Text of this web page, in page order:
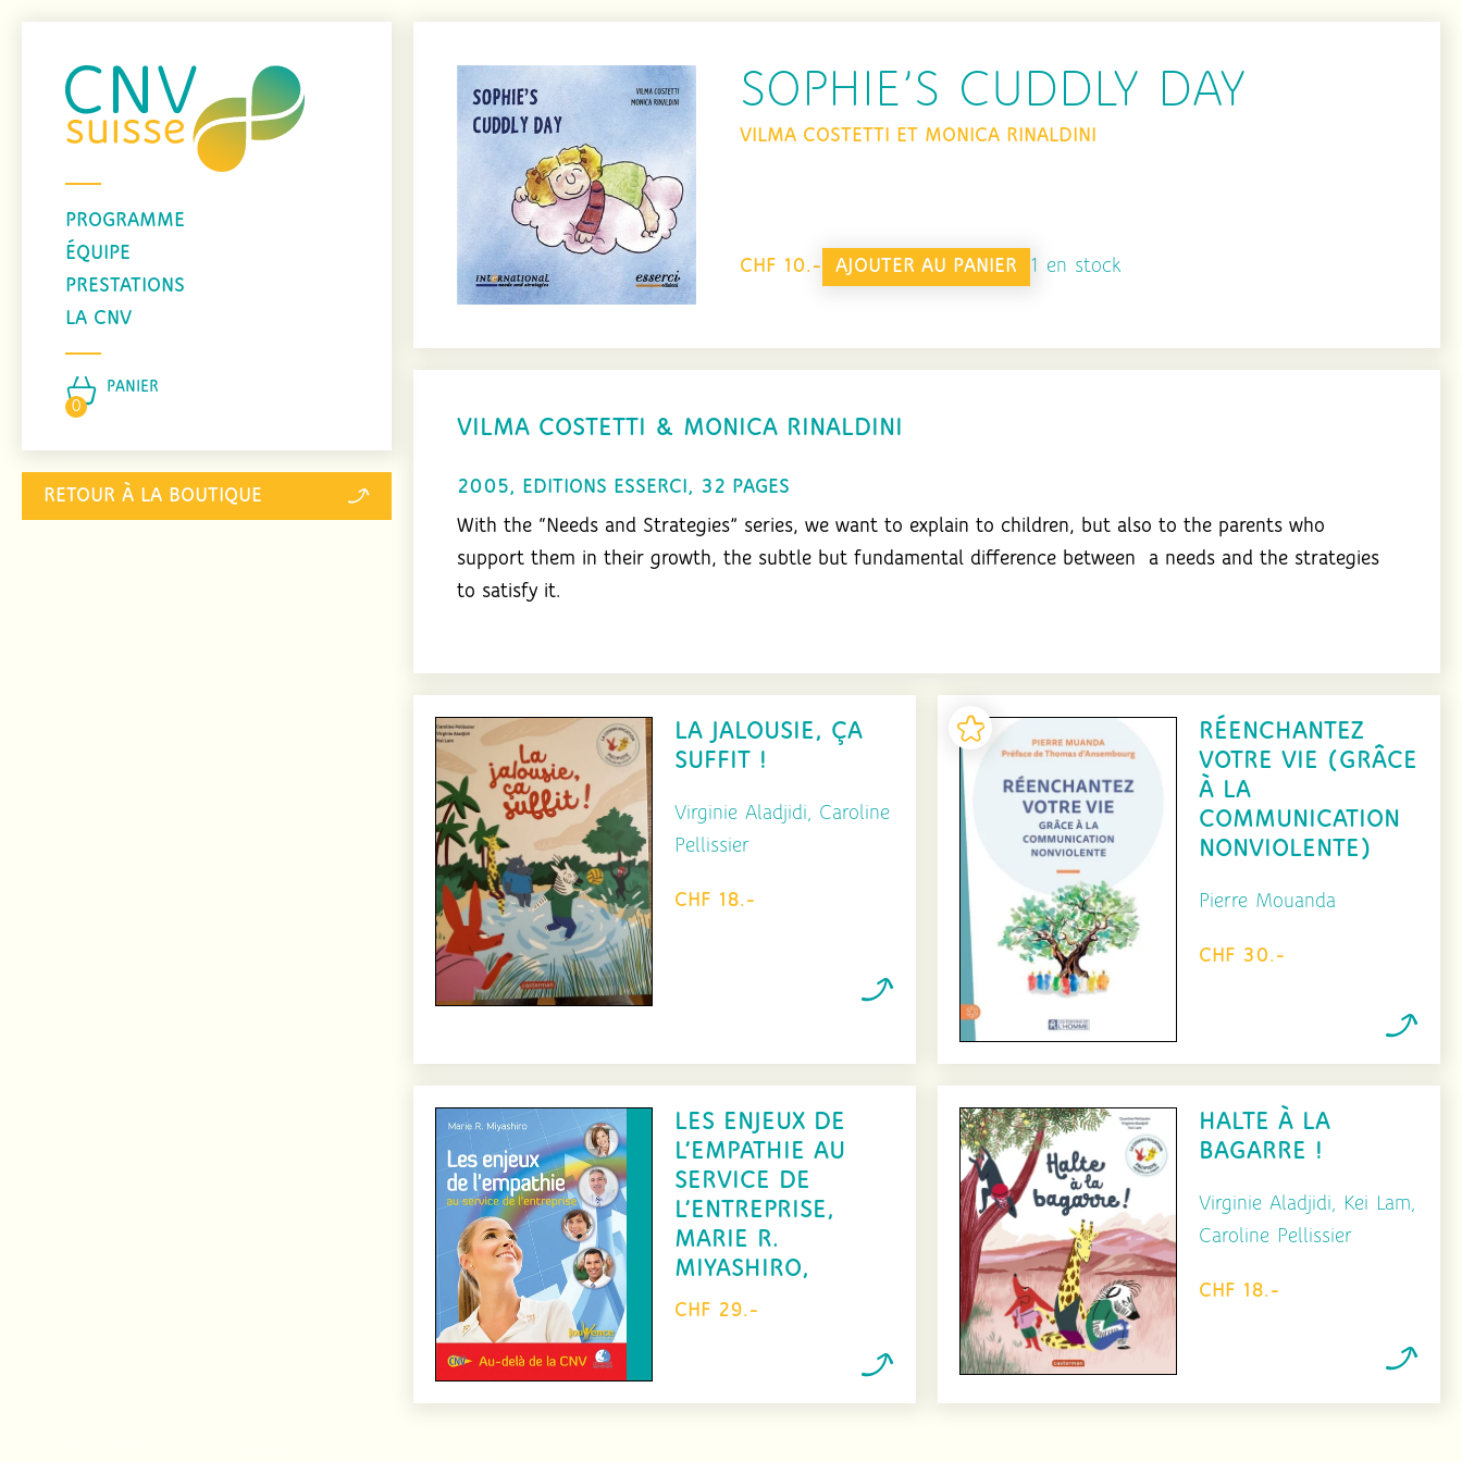
PROGRAMME
ÉQUIPE
PRESTATIONS
LA CNV
0
PANIER
RETOUR À LA BOUTIQUE
SOPHIE’S CUDDLY DAY
VILMA COSTETTI ET MONICA RINALDINI
CHF 10.- 1 en stock
quantité
AJOUTER AU PANIER
VILMA COSTETTI & MONICA RINALDINI
2005, EDITIONS ESSERCI, 32 PAGES
With the “Needs and Strategies” series, we want to explain to children, but also to the parents who
support them in their growth, the subtle but fundamental difference between a needs and the strategies
to satisfy it.
LA JALOUSIE, ÇA
SUFFIT !
Virginie Aladjidi, Caroline
Pellissier
CHF 18.-
RÉENCHANTEZ
VOTRE VIE (GRÂCE
À LA
COMMUNICATION
NONVIOLENTE)
Pierre Mouanda
CHF 30.-
LES ENJEUX DE
L’EMPATHIE AU
SERVICE DE
L’ENTREPRISE,
MARIE R.
MIYASHIRO,
CHF 29.-
HALTE À LA
BAGARRE !
Virginie Aladjidi, Kei Lam,
Caroline Pellissier
CHF 18.-